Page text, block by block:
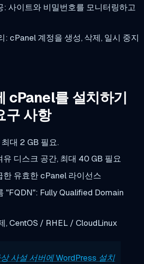
: 사이트와 비밀번호를 모니터링하고
: cPanel 계정을 생성, 삭제, 일시 중지
cPanel를 설치하기
구 사항
대 2 GB 필요.
디스크 공간, 최대 40 GB 필요
유효한 cPanel 라이선스
"FQDN": Fully Qualified Domain
, CentOS / RHEL / CloudLinux
사설 서버에 WordPress 설치